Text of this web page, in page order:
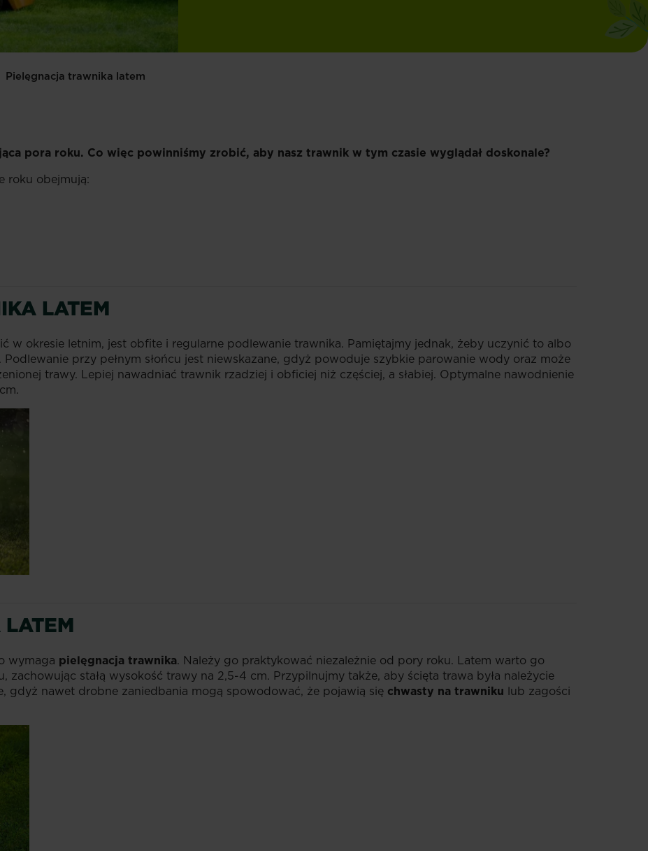
Pielęgnacja trawnika latem
pora roku. Co więc powinniśmy zrobić, aby nasz trawnik w tym czasie wyglądał doskonale?
roku obejmują:
LATEM
w okresie letnim, jest obfite i regularne podlewanie trawnika. Pamiętajmy jednak, żeby uczynić to albo
przy pełnym słońcu jest niewskazane, gdyż powoduje szybkie parowanie wody oraz może
trawy. Lepiej nawadniać trawnik rzadziej i obficiej niż częściej, a słabiej. Optymalne nawodnienie
wymaga pielęgnacja trawnika. Należy go praktykować niezależnie od pory roku. Latem warto go
stałą wysokość trawy na 2,5-4 cm. Przypilnujmy także, aby ścięta trawa była należycie
gdyż nawet drobne zaniedbania mogą spowodować, że pojawią się chwasty na trawniku lub zagości